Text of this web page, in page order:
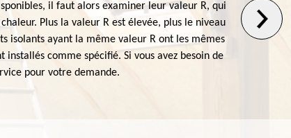
il faut alors examiner leur valeur R, qui
Plus la valeur R est élevée, plus le niveau
isolants ayant la même valeur R ont les mêmes
installés comme spécifié. Si vous avez besoin de
pour votre demande.